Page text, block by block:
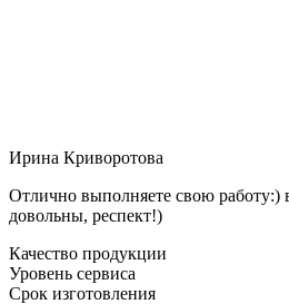
Ирина Криворотова
Отлично выполняете свою работу:)
довольны, респект!)
Качество продукции
Уровень сервиса
Срок изготовления